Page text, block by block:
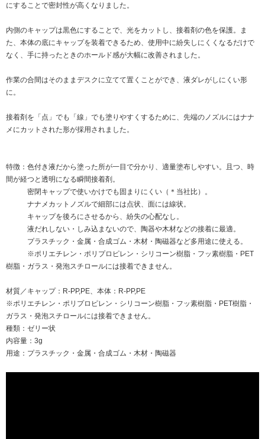
にすることで密封性が高くなりました。
内側のキャップは黒色にすることで、光をカットし、接着剤の色を保護。ま
た、本体の底にキャップを装着できるため、使用中に紛失しにくくなるだけで
なく、手に持ったときのホールド感が大幅に改善されました。
作業の合間はそのままデスクに立てて置くことができ、液ダレがしにくい形
に。
接着剤を「点」でも「線」でも塗りやすくするために、先端のノズルにはナナ
メにカットされた形が採用されました。
特徴：色付き液だから塗った所が一目で分かり、適量塗布しやすい。且つ、時
間が経つと透明になる瞬間接着剤。
密閉キャップで使いかけでも固まりにくい（＊当社比）。
ナナメカットノズルで細部には点状、面には線状。
キャップを後ろにさせるから、紛失の心配なし。
液だれしない・しみ込まないので、陶器や木材などの接着に最適。
プラスチック・金属・合成ゴム・木材・陶磁器など多用途に使える。
※ポリエチレン・ポリプロピレン・シリコーン樹脂・フッ素樹脂・PET
樹脂・ガラス・発泡スチロールには接着できません。
材質／キャップ：R-PP,PE、本体：R-PP,PE
※ポリエチレン・ポリプロピレン・シリコーン樹脂・フッ素樹脂・PET樹脂・
ガラス・発泡スチロールには接着できません。
種類：ゼリー状
内容量：3g
用途：プラスチック・金属・合成ゴム・木材・陶磁器